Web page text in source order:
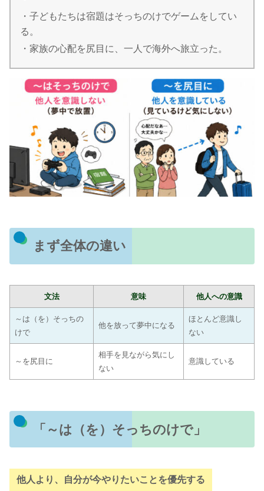
・子どもたちは宿題はそっちのけでゲームをしてい
る。
・家族の心配を尻目に、一人で海外へ旅立った。
まず全体の違い
文法 意味 他人への意識
～は（を）そっちの
けで
他を放って夢中になる
ほとんど意識し
ない
～を尻目に
相手を見ながら気にし
ない
意識している
「～は（を）そっちのけで」
他人より、自分が今やりたいことを優先する